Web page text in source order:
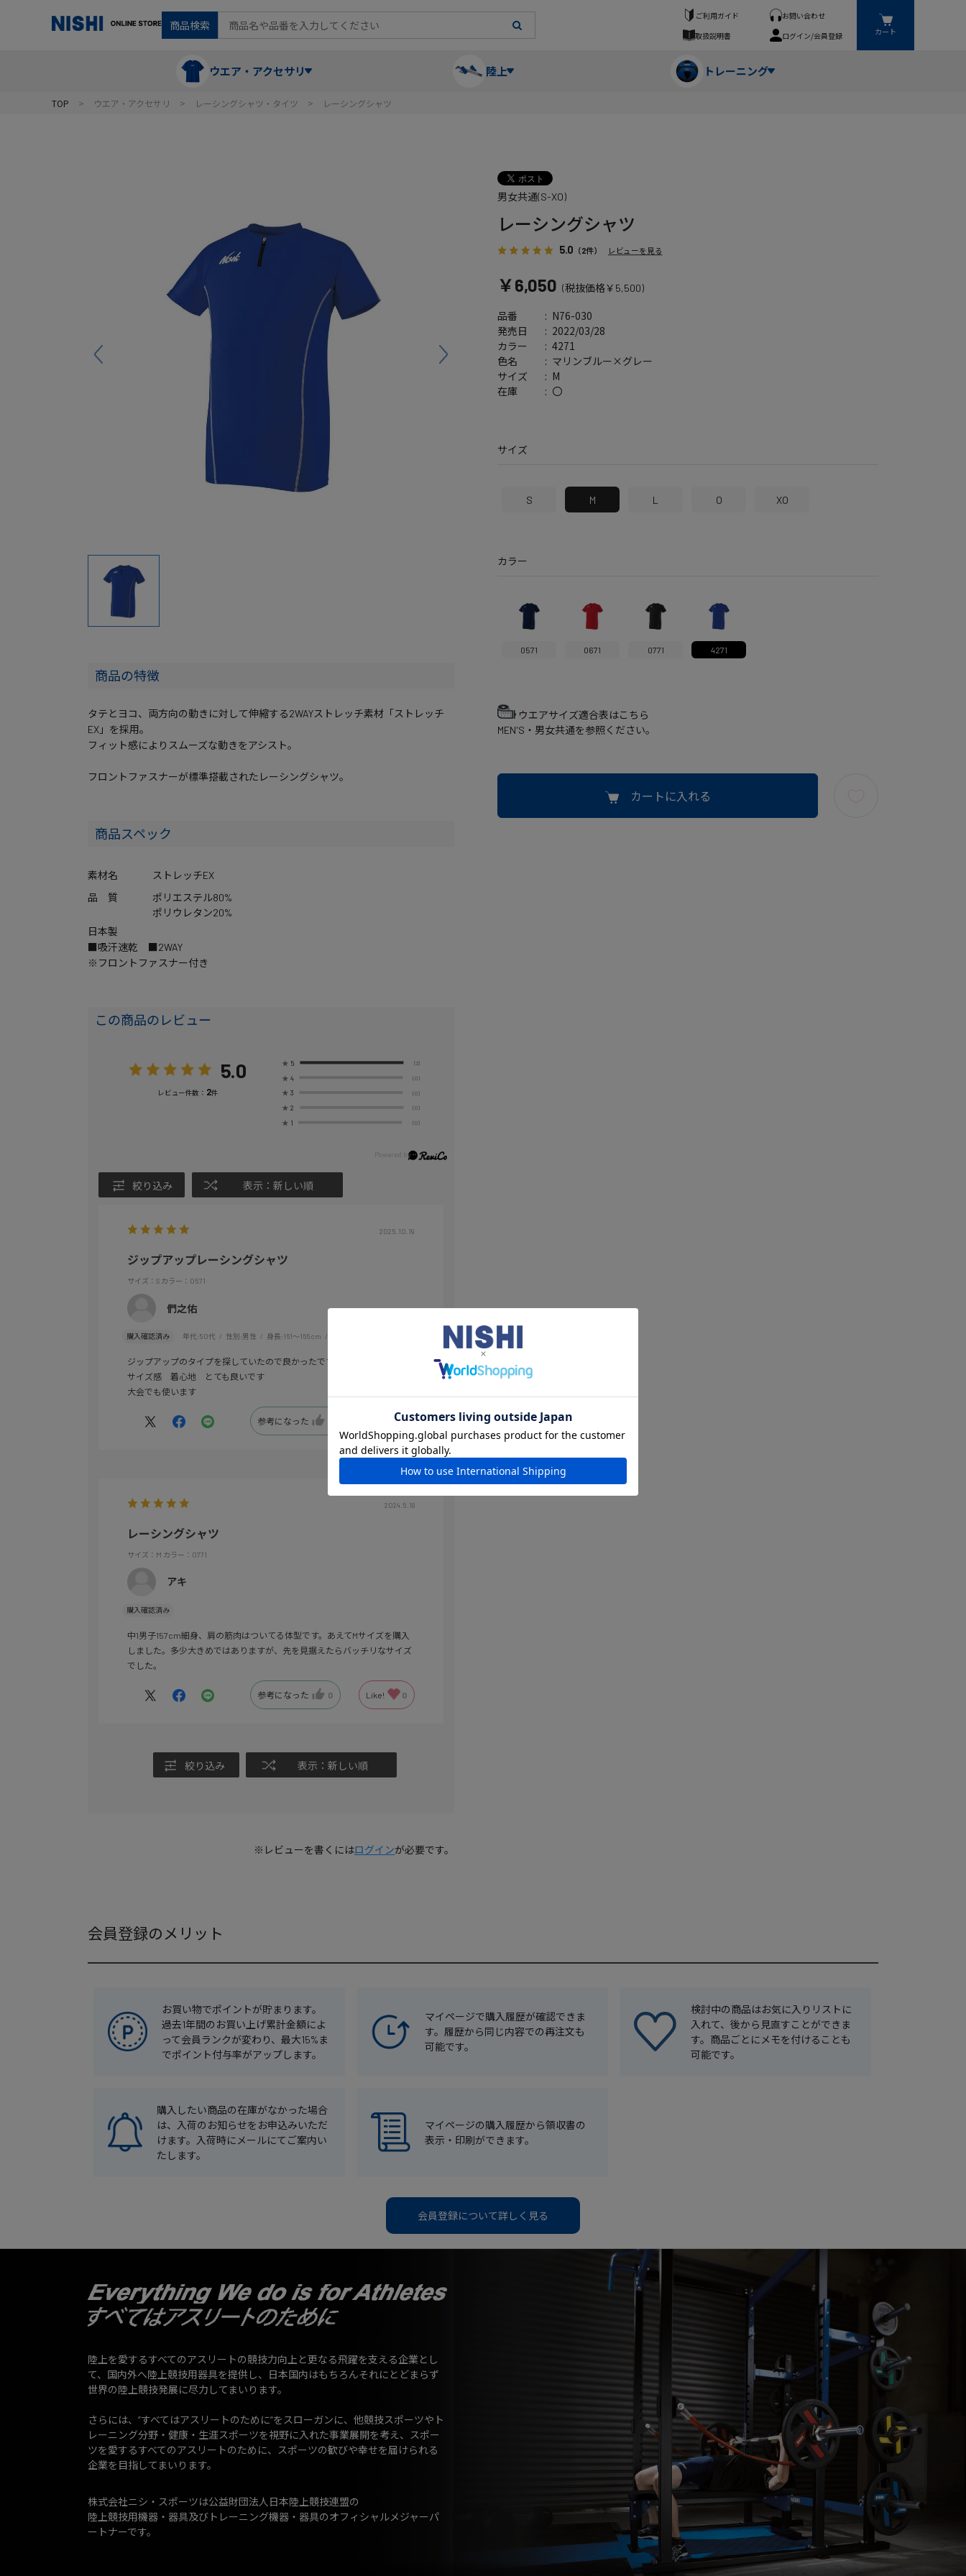
商品検索
ご利用ガイド
お問い合わせ
取扱説明書
ログイン/会員登録 カート
ウエア・アクセサリ
レーシングシャツ・タイツ
スウェット ベスト
コート 手袋
キーホルダー
アクセサリ
陸上
消耗品・スペアパーツ
トレーニング
フォーム・動きづくり ミニハードル・ハードル
メディシンボール
TOP ウエア・アクセサリ レーシングシャツ・タイツ レーシングシャツ
商品の特徴
タテとヨコ、両方向の動きに対して伸縮する2WAYストレッチ素材「ストレッチ
EX」を採用。
フィット感によりスムーズな動きをアシスト。
フロントファスナーが標準搭載されたレーシングシャツ。
商品スペック
素材名
ストレッチEX
品 質
ポリエステル80%
ポリウレタン20%
日本製
■吸汗速乾 ■2WAY
※フロントファスナー付き
この商品のレビュー
5.0
レビュー件数： 2件
★ 5 (2)
★ 4 (0)
★ 3 (0)
★ 2 (0)
★ 1 (0)
絞り込み 表示：新しい順
2025.10.19
ジップアップレーシングシャツ
サイズ：S カラー：0571
們之佑
購入確認済み 年代:50代 性別:男性 身長:161～165cm
ジップアップのタイプを探していたので良かったです
サイズ感 着心地 とても良いです
大会でも使います
参考になった 2
2024.5.18
レーシングシャツ
サイズ：M カラー：0771
アキ
購入確認済み
中1男子157cm細身、肩の筋肉はついてる体型です。あえてMサイズを購入
しました。多少大きめではありますが、先を見据えたらバッチリなサイズ
でした。
参考になった 0 Like! 0
絞り込み 表示：新しい順
※レビューを書くにはログインが必要です。
男女共通(S-XO)
レーシングシャツ
5.0 （2件） レビューを見る
￥6,050 (税抜価格￥5,500)
品番 N76-030
発売日 2022/03/28
サイズ M
カラー 4271
在庫 〇
色名 マリンブルー×グレー
サイズ
S M L O XO
カラー
0571 0671 0771 4271
ウエアサイズ適合表はこちら
MEN'S・男女共通を参照ください。
カートに入れる
会員登録のメリット
お買い物でポイントが貯まります。
過去1年間のお買い上げ累計金額によ
って会員ランクが変わり、最大15%ま
でポイント付与率がアップします。
マイページで購入履歴が確認できま
す。履歴から同じ内容での再注文も
可能です。
検討中の商品はお気に入りリストに
入れて、後から見直すことができま
す。商品ごとにメモを付けることも
可能です。
購入したい商品の在庫がなかった場合
は、入荷のお知らせをお申込みいただ
けます。入荷時にメールにてご案内い
たします。
マイページの購入履歴から領収書の
表示・印刷ができます。
会員登録について詳しく見る
陸上を愛するすべてのアスリートの競技力向上と更なる飛躍を支える企業とし
て、国内外へ陸上競技用器具を提供し、日本国内はもちろんそれにとどまらず
世界の陸上競技発展に尽力してまいります。
さらには、”すべてはアスリートのために”をスローガンに、他競技スポーツやト
レーニング分野・健康・生涯スポーツを視野に入れた事業展開を考え、スポー
ツを愛するすべてのアスリートのために、スポーツの歓びや幸せを届けられる
企業を目指してまいります。
株式会社ニシ・スポーツは公益財団法人日本陸上競技連盟の
陸上競技用機器・器具及びトレーニング機器・器具のオフィシャルメジャーパ
ートナーです。